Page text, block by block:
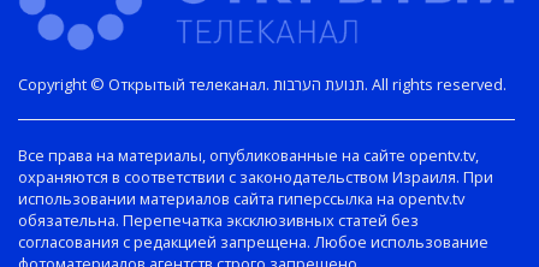
Copyright © Открытый телеканал. תנועת הערבות. All rights reserved.
Все права на материалы, опубликованные на сайте opentv.tv,
охраняются в соответствии с законодательством Израиля. При
использовании материалов сайта гиперссылка на opentv.tv
обязательна. Перепечатка эксклюзивных статей без
согласования с редакцией запрещена. Любое использование